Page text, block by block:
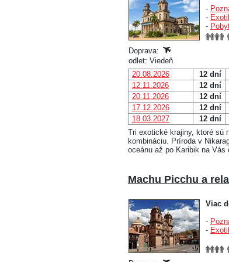
-
-
-
Doprava:
odlet: Viedeň
20.08.2026
12 dní
12.11.2026
12 dní
20.11.2026
12 dní
17.12.2026
12 dní
18.03.2027
12 dní
Tri exotické krajiny, ktoré sú
kombináciu. Príroda v
oceánu až po Karibik na Vás
Machu Picchu a
Viac
-
-